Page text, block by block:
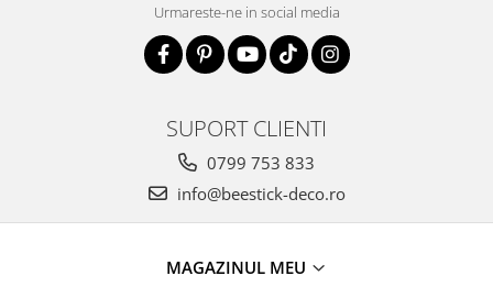
Urmareste-ne in social media
SUPORT CLIENTI
0799 753 833
info@beestick-deco.ro
MAGAZINUL MEU